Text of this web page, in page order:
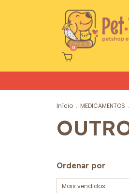
0
Início . MEDICAMENTOS .
Ordenar por